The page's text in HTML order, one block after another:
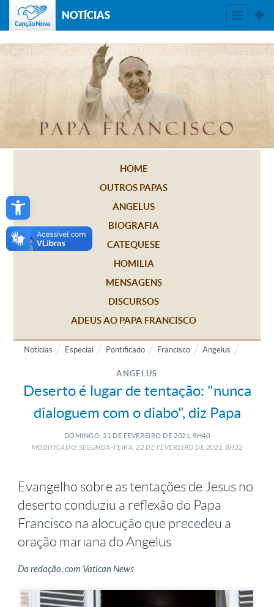
Open toolbar
NOTÍCIAS
HOME
OUTROS PAPAS
ANGELUS
BIOGRAFIA
CATEQUESE
HOMILIA
MENSAGENS
DISCURSOS
ADEUS AO PAPA FRANCISCO
Notícias Especial Pontificado Francisco Angelus
ANGELUS
Deserto é lugar de tentação: "nunca
dialoguem com o diabo", diz Papa
DOMINGO, 21 DE FEVEREIRO DE 2021, 9H40
MODIFICADO: SEGUNDA-FEIRA, 22 DE FEVEREIRO DE 2021, 8H32
Evangelho sobre as tentações de Jesus no
deserto conduziu a reflexão do Papa
Francisco na alocução que precedeu a
oração mariana do Angelus
Da redação, com Vatican News